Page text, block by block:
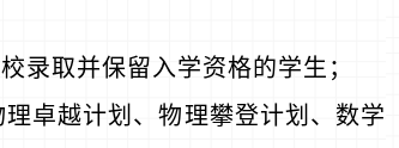
录取并保留入学资格的学生；
卓越计划、物理攀登计划、数学